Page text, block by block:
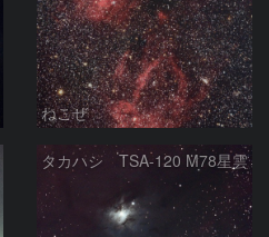
ねこぜ
タカハシ TSA-120 M78星雲